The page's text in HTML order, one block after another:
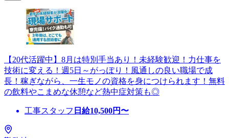
【20代活躍中】8月は特別手当あり！未経験歓迎！力仕事を
技術に変える！週5日～がっぽり！風通しの良い職場で成
長！稼ぎながら、一生モノの資格を身につけられます！無料
の飲料やこまめな休憩など熱中症対策も◎
工事スタッフ 日給10,500円〜